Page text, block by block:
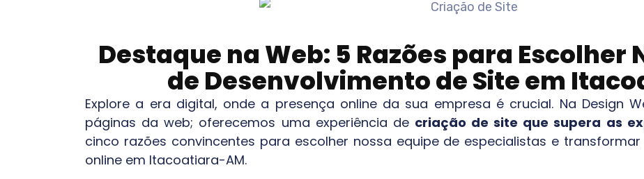
Destaque na Web: 5 Razões para Escolher
de Desenvolvimento de Site em
Explore a era digital, onde a presença online da sua empresa é crucial. Na Design
páginas da web; oferecemos uma experiência de criação de site que supera as
cinco razões convincentes para escolher nossa equipe de especialistas e
online em Itacoatiara-AM.